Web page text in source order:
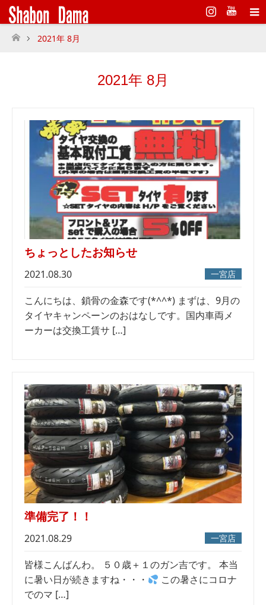
Instagram
ホーム
2021年 8月
2021年 8月
ちょっとしたお知らせ
2021.08.30 一宮店
こんにちは、鎖骨の金森です(*^^*) まずは、9月の
タイヤキャンペーンのおはなしです。国内車両メ
ーカーは交換工賃サ […]
準備完了！！
2021.08.29 一宮店
皆様こんばんわ。 ５０歳＋１のガン吉です。 本当
に暑い日が続きますね・・・
この暑さにコロナ
でのマ […]